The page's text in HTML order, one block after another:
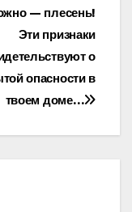
— плесень!
Эти признаки
о
опасности в
твоем доме…